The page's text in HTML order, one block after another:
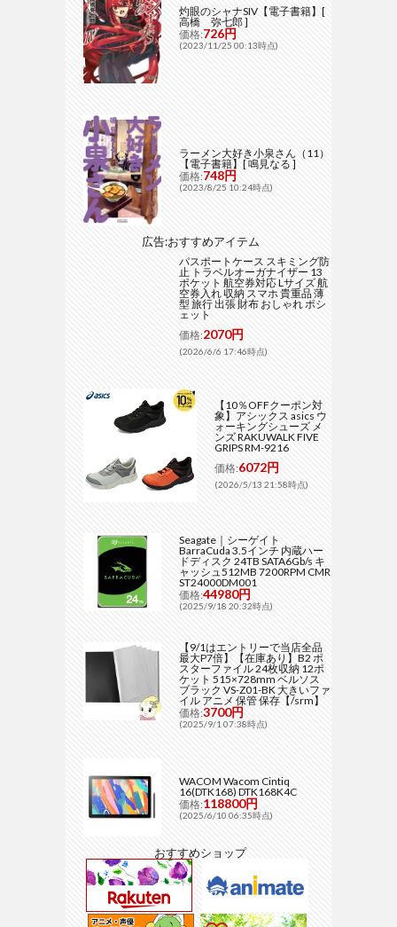
灼眼のシャナSIV【電子書籍】[
高橋 弥七郎 ]
価格:726円
(2023/11/25 00:13時点)
ラーメン大好き小泉さん（11）
【電子書籍】[ 鳴見なる ]
価格:748円
(2023/8/25 10:24時点)
広告:おすすめアイテム
パスポートケース スキミング防
止 トラベルオーガナイザー 13
ポケット 航空券対応 Lサイズ 航
空券入れ 収納 スマホ 貴重品 薄
型 旅行 出張 財布 おしゃれ ポシ
ェット
価格:2070円
(2026/6/6 17:46時点)
【10％OFFクーポン対
象】アシックス asics ウ
ォーキングシューズ メ
ンズ RAKUWALK FIVE
GRIPS RM-9216
価格:6072円
(2026/5/13 21:58時点)
Seagate｜シーゲイト
BarraCuda 3.5インチ 内蔵ハー
ドディスク 24TB SATA6Gb/s キ
ャッシュ512MB 7200RPM CMR
ST24000DM001
価格:44980円
(2025/9/18 20:32時点)
【9/1はエントリーで当店全品
最大P7倍】【在庫あり】B2 ポ
スターファイル 24枚収納 12ポ
ケット 515×728mm ベルソス
ブラック VS-Z01-BK 大きいファ
イル アニメ 保管 保存【/srm】
価格:3700円
(2025/9/1 07:38時点)
WACOM Wacom Cintiq
16(DTK168) DTK168K4C
価格:118800円
(2025/6/10 06:35時点)
おすすめショップ